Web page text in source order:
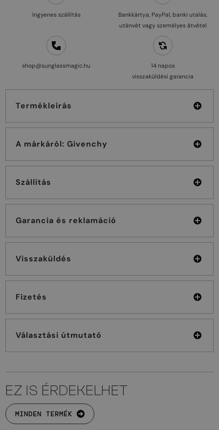
Ingyenes szállítás
Bankkártya, PayPal, banki utalás,
utánvét vagy személyes átvétel
shop@sunglassmagic.hu
14 napos
visszaküldési garancia
Termékleírás
A márkáról: Givenchy
Szállítás
Garancia és reklamáció
Visszaküldés
Fizetés
Választási útmutató
EZ IS ÉRDEKELHET
MINDEN TERMÉK